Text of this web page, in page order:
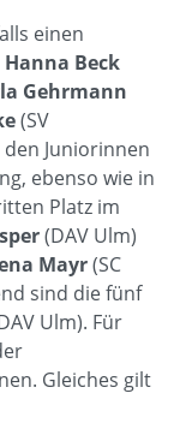
einen
Hanna Beck
Gehrmann
(SV
Juniorinnen
ebenso wie in
Platz im
(DAV Ulm)
Mayr(SC
sind die fünf
Ulm). Für
Gleiches gilt